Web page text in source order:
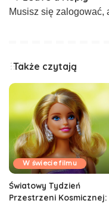
Musisz się zalogować,
Także czytają
W świecie filmu
Światowy Tydzień
Przestrzeni Kosmicznej: